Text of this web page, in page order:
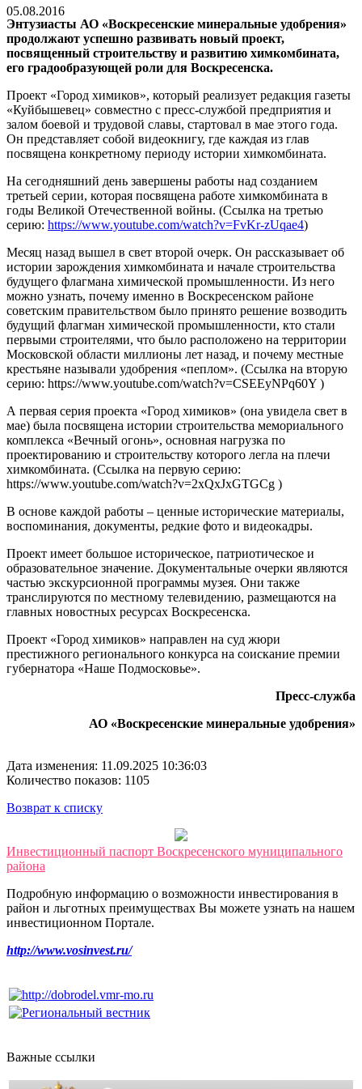
05.08.2016
Энтузиасты АО «Воскресенские минеральные удобрения»
продолжают успешно развивать новый проект,
посвященный строительству и развитию химкомбината,
его градообразующей роли для Воскресенска.
Проект «Город химиков», который реализует редакция газеты
«Куйбышевец» совместно с пресс-службой предприятия и
залом боевой и трудовой славы, стартовал в мае этого года.
Он представляет собой видеокнигу, где каждая из глав
посвящена конкретному периоду истории химкомбината.
На сегодняшний день завершены работы над созданием
третьей серии, которая посвящена работе химкомбината в
годы Великой Отечественной войны. (Ссылка на третью
серию: https://www.youtube.com/watch?v=FvKr-zUqae4)
Месяц назад вышел в свет второй очерк. Он рассказывает об
истории зарождения химкомбината и начале строительства
будущего флагмана химической промышленности. Из него
можно узнать, почему именно в Воскресенском районе
советским правительством было принято решение возводить
будущий флагман химической промышленности, кто стали
первыми строителями, что было расположено на территории
Московской области миллионы лет назад, и почему местные
крестьяне называли удобрения «пеплом». (Ссылка на вторую
серию: https://www.youtube.com/watch?v=CSEEyNPq60Y )
А первая серия проекта «Город химиков» (она увидела свет в
мае) была посвящена истории строительства мемориального
комплекса «Вечный огонь», основная нагрузка по
проектированию и строительству которого легла на плечи
химкомбината. (Ссылка на первую серию:
https://www.youtube.com/watch?v=2xQxJxGTGCg )
В основе каждой работы – ценные исторические материалы,
воспоминания, документы, редкие фото и видеокадры.
Проект имеет большое историческое, патриотическое и
образовательное значение. Документальные очерки являются
частью экскурсионной программы музея. Они также
транслируются по местному телевидению, размещаются на
главных новостных ресурсах Воскресенска.
Проект «Город химиков» направлен на суд жюри
престижного регионального конкурса на соискание премии
губернатора «Наше Подмосковье».
Пресс-служба
АО «Воскресенские минеральные удобрения»
Дата изменения: 11.09.2025 10:36:03
Количество показов: 1105
Возврат к списку
Инвестиционный паспорт Воскресенского муниципального
района
Подробную информацию о возможности инвестирования в
район и льготных преимуществах Вы можете узнать на нашем
инвестиционном Портале.
http://www.vosinvest.ru/
Важные ссылки